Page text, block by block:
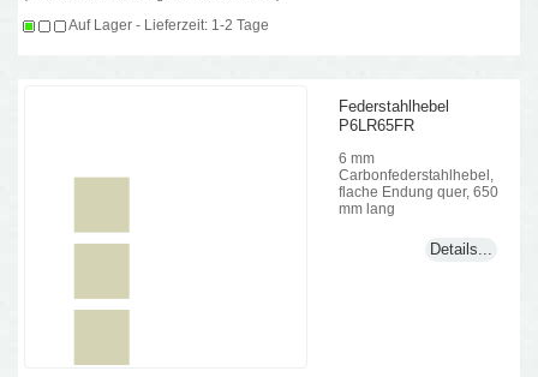
Auf Lager - Lieferzeit: 1-2 Tage
Federstahlhebel
P6LR65FR
6 mm
Carbonfederstahlhebel,
flache Endung quer, 650
mm lang
Details...